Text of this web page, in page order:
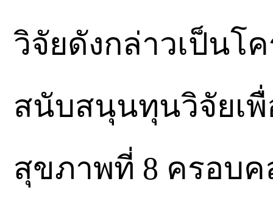
วิจัยดังกล่าวเป็นโ
สนับสนุนทุนวิจัยเ
สุขภาพที่ 8 ครอบ